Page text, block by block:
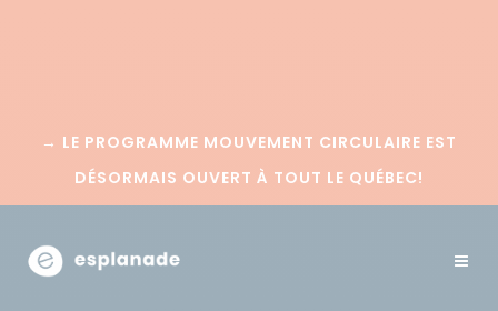
→ LE PROGRAMME MOUVEMENT CIRCULAIRE EST
DÉSORMAIS OUVERT À TOUT LE QUÉBEC!